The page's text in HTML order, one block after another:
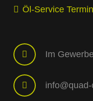
Öl-Service
Im